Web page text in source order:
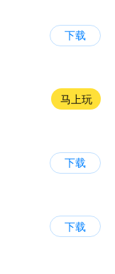
下载
马上玩
下载
下载